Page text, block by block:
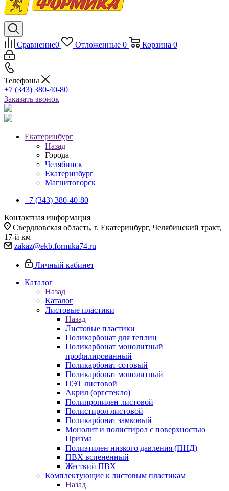
Сравнение0 Отложенные 0 Корзина 0
Телефоны
+7 (343) 380-40-80
Заказать звонок
Екатеринбург
Назад
Города
Челябинск
Екатеринбург
Магнитогорск
+7 (343) 380-40-80
Контактная информация
Свердловская область, г. Екатеринбург, Челябинский тракт,
17-й км
zakaz@ekb.formika74.ru
Личный кабинет
Каталог
Назад
Каталог
Листовые пластики
Назад
Листовые пластики
Поликарбонат для теплиц
Поликарбонат монолитный
профилированный
Поликарбонат сотовый
Поликарбонат монолитный
ПЭТ листовой
Акрил (оргстекло)
Полипропилен листовой
Полистирол листовой
Поликарбонат замковый
Монолит и полистирол с поверхностью
Призма
Полиэтилен низкого давления (ПНД)
ПВХ вспененный
Жесткий ПВХ
Комплектующие к листовым пластикам
Назад